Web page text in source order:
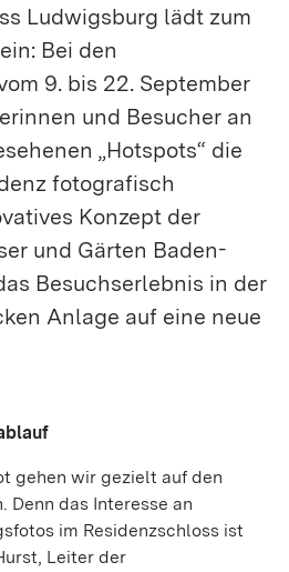
Ludwigsburg lädt zum
Bei den
9. bis 22. September
und Besucher an
„Hotspots“ die
fotografisch
Konzept der
und Gärten Baden-
Besuchserlebnis in der
Anlage auf eine neue
gehen wir gezielt auf den
Denn das Interesse an
im Residenzschloss ist
Leiter der